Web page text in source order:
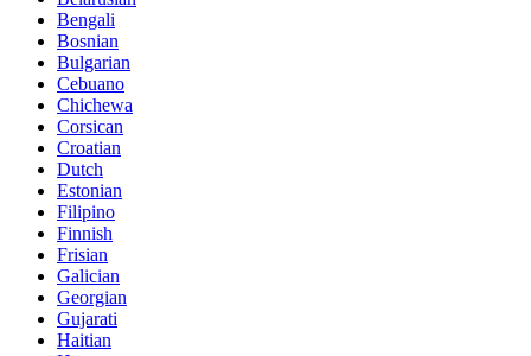
Bengali
Bosnian
Bulgarian
Cebuano
Chichewa
Corsican
Croatian
Dutch
Estonian
Filipino
Finnish
Frisian
Galician
Georgian
Gujarati
Haitian